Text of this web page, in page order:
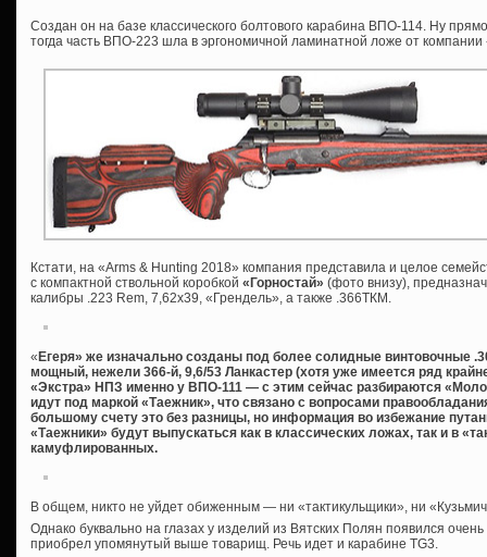
Создан он на базе классического болтового карабина ВПО-114. Ну
тогда часть ВПО-223 шла в эргономичной ламинатной ложе от компании
Кстати, на «Arms & Hunting 2018» компания представила и целое
с компактной ствольной коробкой «Горностай» (фото внизу),
калибры .223 Rem, 7,62х39, «Грендель», а также .366ТКМ.
« Егеря» же изначально созданы под более солидные винтовочные
мощный, нежели 366-й, 9,6/53 Ланкастер (хотя уже имеется ряд
«Экстра» НПЗ именно у ВПО-111 — с этим сейчас разбираются
идут под маркой «Таежник», что связано с вопросами
большому счету это без разницы, но информация во избежание
«Таежники» будут выпускаться как в классических ложах, так и в
камуфлированных.
В общем, никто не уйдет обиженным — ни «тактикульщики», ни
Однако буквально на глазах у изделий из Вятских Полян появился
приобрел упомянутый выше товарищ. Речь идет и карабине TG3.